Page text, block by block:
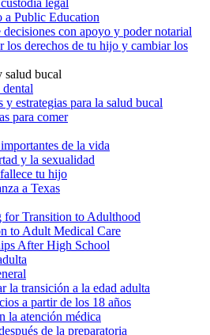
a Public Education
decisiones con apoyo y poder notarial
los derechos de tu hijo y cambiar los
salud bucal
y estrategias para la salud bucal
para comer
de la vida
y la sexualidad
tu hijo
a Texas
for Transition to Adulthood
to Adult Medical Care
After High School
la transición a la edad adulta
a partir de los 18 años
la atención médica
de la preparatoria